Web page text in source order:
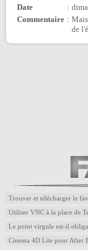
Date
:
Commentaire :
de
Trouver et télécharger le
Utiliser VNC à la place de
Le point virgule est-il
Cinema 4D Lite pour After